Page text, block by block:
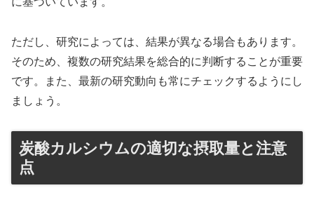
ただし、研究によっては、結果が異なる場合もあります。
そのため、複数の研究結果を総合的に判断することが重要
です。また、最新の研究動向も常にチェックするようにし
ましょう。
炭酸カルシウムの適切な摂取量と注意
点